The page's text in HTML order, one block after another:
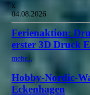
x
04.08.2026
Ferienaktion:
erster 3D Druck
mehr...
Hobby-Nordic-
Eckenhagen